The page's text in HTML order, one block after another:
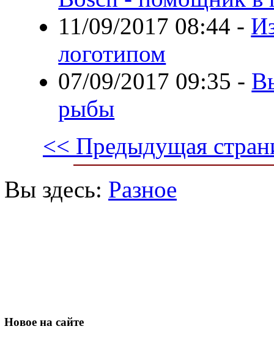
11/09/2017 08:44 -
логотипом
07/09/2017 09:35 -
рыбы
<< Предыдущая
Вы здесь: Разное
Новое на сайте